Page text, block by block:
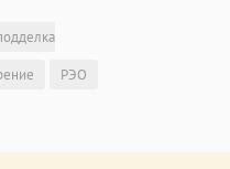
РЭО